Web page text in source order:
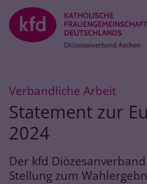
Zum Inhalt springen
Verbandliche Arbeit
Statement zur
2024
Der kfd
Stellung zum